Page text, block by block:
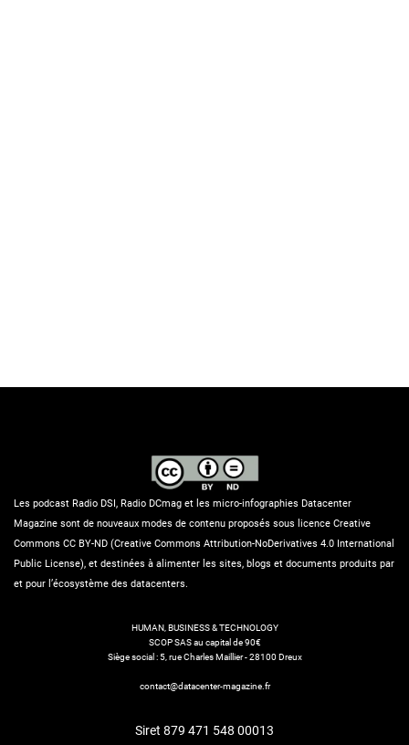
Les podcast Radio DSI, Radio DCmag et les micro-infographies Datacenter
Magazine sont de nouveaux modes de contenu proposés sous licence Creative
Commons CC BY-ND (Creative Commons Attribution-NoDerivatives 4.0 International
Public License), et destinées à alimenter les sites, blogs et documents produits par
et pour l’écosystème des datacenters.
HUMAN, BUSINESS & TECHNOLOGY
SCOP SAS au capital de 90€
Siège social : 5, rue Charles Maillier - 28100 Dreux
contact@datacenter-magazine.fr
Siret 879 471 548 00013